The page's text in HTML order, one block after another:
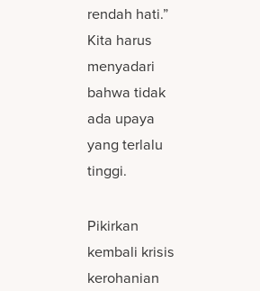
rendah hati.”
Kita harus
menyadari
bahwa tidak
ada upaya
yang terlalu
tinggi.
Pikirkan
kembali krisis
kerohanian